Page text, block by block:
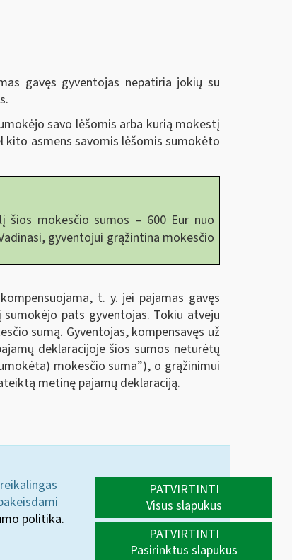
gavęs gyventojas nepatiria jokių su
savo lėšomis arba kurią mokestį
kito asmens savomis lėšomis sumokėto
šios mokesčio sumos – 600 Eur nuo
gyventojui grąžintina mokesčio
t. y. jei pajamas gavęs
pats gyventojas. Tokiu atveju
sumą. Gyventojas, kompensavęs už
deklaracijoje šios sumos neturėtų
mokesčio suma”), o grąžinimui
metinę pajamų deklaraciją.
politika.
PATVIRTINTI
Visus slapukus
PATVIRTINTI
Pasirinktus slapukus